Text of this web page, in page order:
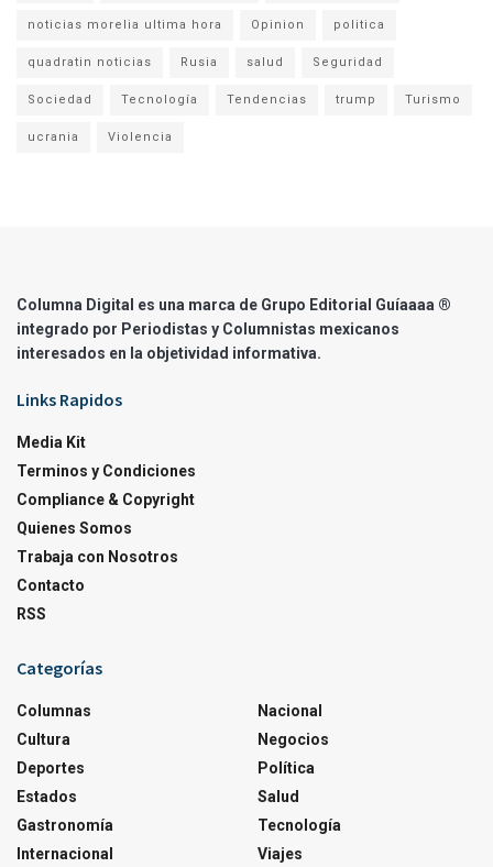
noticias morelia ultima hora Opinion politica
quadratin noticias Rusia salud Seguridad
Sociedad Tecnología Tendencias trump Turismo
ucrania Violencia
Columna Digital es una marca de Grupo Editorial Guíaaaa ®
integrado por Periodistas y Columnistas mexicanos
interesados en la objetividad informativa.
Links Rapidos
Media Kit
Terminos y Condiciones
Compliance & Copyright
Quienes Somos
Trabaja con Nosotros
Contacto
RSS
Categorías
Columnas
Cultura
Deportes
Estados
Gastronomía
Internacional
Nacional
Negocios
Política
Salud
Tecnología
Viajes